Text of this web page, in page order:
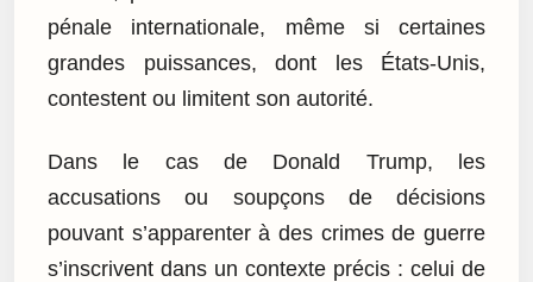
pénale internationale, même si certaines
grandes puissances, dont les États-Unis,
contestent ou limitent son autorité.
Dans le cas de Donald Trump, les
accusations ou soupçons de décisions
pouvant s’apparenter à des crimes de guerre
s’inscrivent dans un contexte précis : celui de